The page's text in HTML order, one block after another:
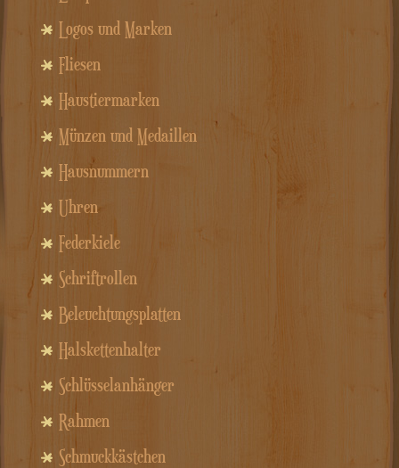
Logos und Marken
Fliesen
Haustiermarken
Münzen und Medaillen
Hausnummern
Uhren
Federkiele
Schriftrollen
Beleuchtungsplatten
Halskettenhalter
Schlüsselanhänger
Rahmen
Schmuckkästchen